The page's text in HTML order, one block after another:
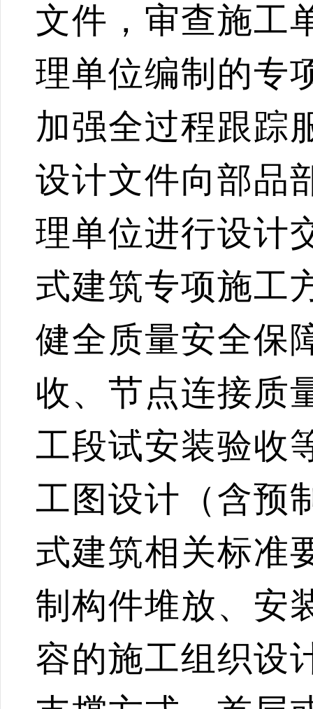
文件，审查施工
理单位编制的专
加强全过程跟踪
设计文件向部品
理单位进行设计
式建筑专项施工
健全质量安全保
收、节点连接质
工段试安装验收
工图设计（含预
式建筑相关标准
制构件堆放、安
容的施工组织设